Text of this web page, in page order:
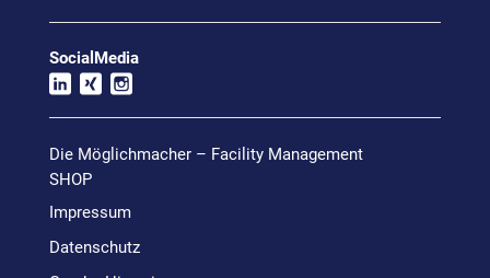
SocialMedia
Die Möglichmacher – Facility Management
SHOP
Impressum
Datenschutz